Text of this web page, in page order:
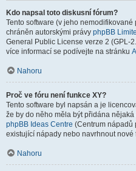
Kdo napsal toto diskusní fórum?
Tento software (v jeho
chráněn autorskými právy phpBB
General Public License verze 2 (GPL-
více informací se podívejte na stránku
Nahoru
Proč ve fóru není funkce XY?
Tento software byl napsán a je
že by do něho měla být přidána
phpBB Ideas Centre (Centrum nápadů
existující nápady nebo navrhnout nové
Nahoru